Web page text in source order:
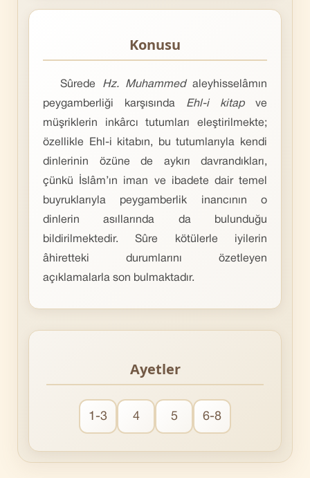
Konusu
Sûrede Hz. Muhammedaleyhisselâmın
peygamberliği karşı­sında Ehl-i kitap ve
müşriklerin inkârcı tutumları eleştirilmekte;
özellikle Ehl-i kitabın, bu tutumlarıyla kendi
dinlerinin özüne de aykırı davrandıkları,
çünkü İslâm’ın iman ve ibadete dair temel
buyruklarıyla peygamberlik inancının o
dinlerin asıllarında da bulunduğu
bildirilmektedir. Sûre kötülerle iyilerin
âhiretteki durumlarını özetleyen
açıklamalarla son bulmaktadır.
Ayetler
1-3 4 5 6-8